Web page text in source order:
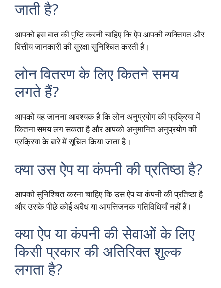
जाती है?
आपको इस बात की पुष्टि करनी चाहिए कि ऐप आपकी व्यक्तिगत और
वित्तीय जानकारी की सुरक्षा सुनिश्चित करती है।
लोन वितरण के लिए कितने समय
लगते हैं?
आपको यह जानना आवश्यक है कि लोन अनुप्रयोग की प्रक्रिया में
कितना समय लग सकता है और आपको अनुमानित अनुप्रयोग की
प्रक्रिया के बारे में सूचित किया जाता है।
क्या उस ऐप या कंपनी की प्रतिष्ठा है?
आपको सुनिश्चित करना चाहिए कि उस ऐप या कंपनी की प्रतिष्ठा है
और उसके पीछे कोई अवैध या आपत्तिजनक गतिविधियाँ नहीं हैं।
क्या ऐप या कंपनी की सेवाओं के लिए
किसी प्रकार की अतिरिक्त शुल्क
लगता है?